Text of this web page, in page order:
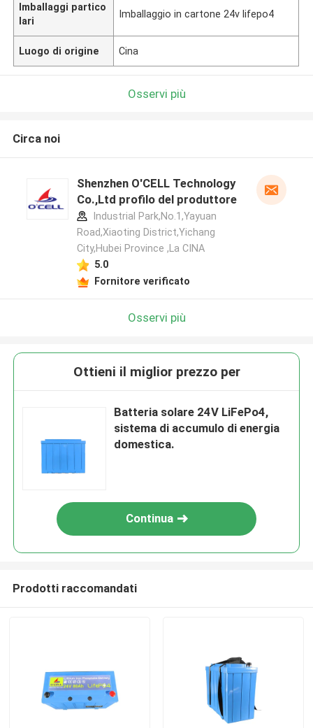
Imballaggi partico
lari
Imballaggio in cartone 24v lifepo4
Luogo di origine Cina
Osservi più
Circa noi
Shenzhen O'CELL Technology
Co.,Ltd profilo del produttore
Industrial Park,No.1,Yayuan
Road,Xiaoting District,Yichang
City,Hubei Province ,La CINA
5.0
Fornitore verificato
Osservi più
Ottieni il miglior prezzo per
Batteria solare 24V LiFePo4,
sistema di accumulo di energia
domestica.
Continua
Prodotti raccomandati